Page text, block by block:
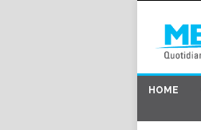
HOME